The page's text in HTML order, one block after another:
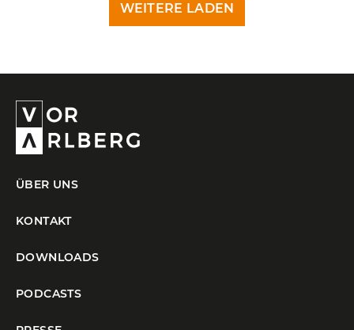
LÄDT...
ÜBER UNS
KONTAKT
DOWNLOADS
PODCASTS